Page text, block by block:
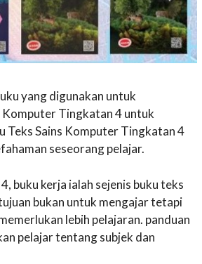
yang digunakan untuk
Komputer Tingkatan 4 untuk
Sains Komputer Tingkatan 4
seseorang pelajar.
buku kerja ialah sejenis buku teks
bukan untuk mengajar tetapi
lebih pelajaran. panduan
pelajar tentang subjek dan